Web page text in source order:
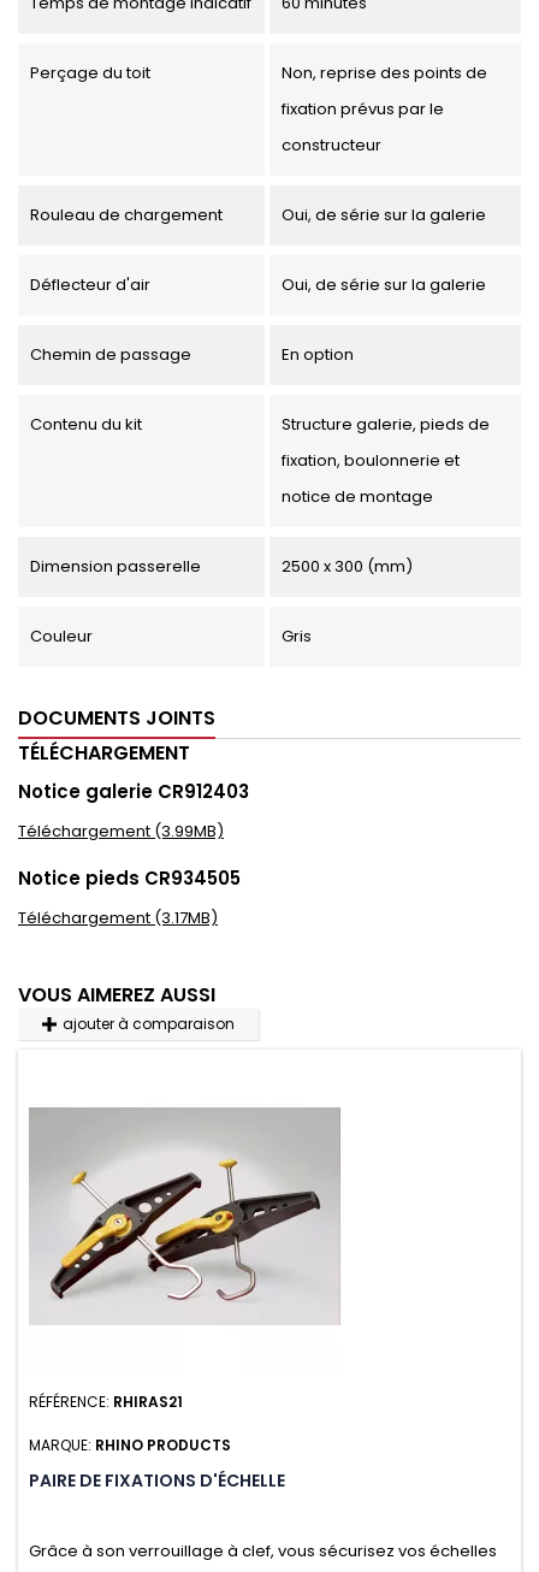
Perçage du toit
Non, reprise des points de
fixation prévus par le
constructeur
Rouleau de chargement Oui, de série sur la galerie
Déflecteur d'air Oui, de série sur la galerie
Chemin de passage En option
Contenu du kit
Structure galerie, pieds de
fixation, boulonnerie et
notice de montage
Dimension passerelle 2500 x 300 (mm)
Couleur Gris
DOCUMENTS JOINTS
TÉLÉCHARGEMENT
Notice galerie CR912403
Téléchargement (3.99MB)
Notice pieds CR934505
Téléchargement (3.17MB)
VOUS AIMEREZ AUSSI
ajouter à comparaison
RÉFÉRENCE: RHIRAS21
MARQUE: RHINO PRODUCTS
PAIRE DE FIXATIONS D'ÉCHELLE
Grâce à son verrouillage à clef, vous sécurisez vos échelles